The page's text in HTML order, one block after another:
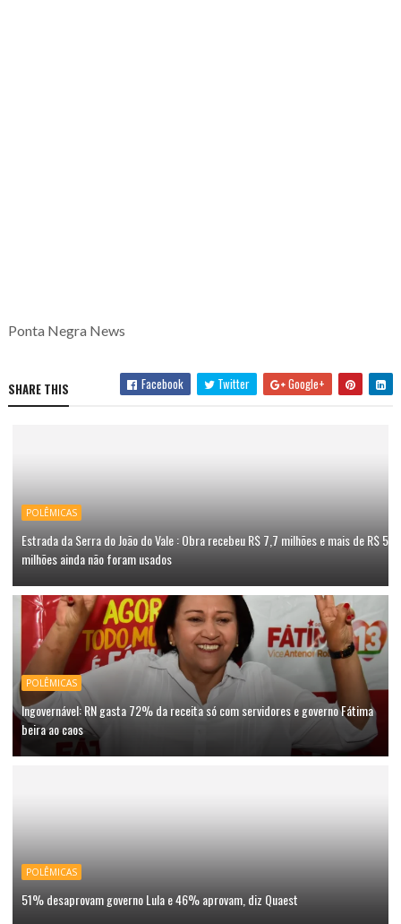
Ponta Negra News
SHARE THIS Facebook Twitter Google+
POLÊMICAS
Estrada da Serra do João do Vale : Obra recebeu R$ 7,7 milhões e mais de R$ 5
milhões ainda não foram usados
POLÊMICAS
Ingovernável: RN gasta 72% da receita só com servidores e governo Fátima
beira ao caos
POLÊMICAS
51% desaprovam governo Lula e 46% aprovam, diz Quaest